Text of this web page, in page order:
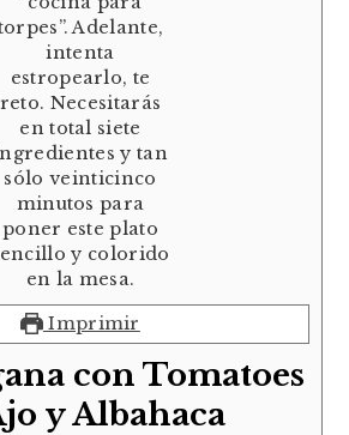
Imprimir
con Tomatoes
y Albahaca